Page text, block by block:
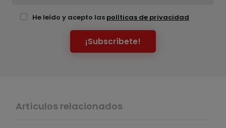
He leído y acepto las políticas de privacidad
¡Subscríbete!
Artículos relacionados